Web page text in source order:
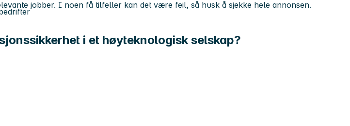
i et høyteknologisk selskap?
jobber. I noen få tilfeller kan det være feil, så husk å sjekke hele annonsen.